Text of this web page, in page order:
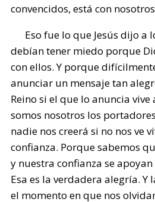
convencidos, está con
Eso fue lo que Jesús dijo a
debían tener miedo porque
con ellos. Y porque
anunciar un mensaje tan
Reino si el que lo anuncia
somos nosotros los
nadie nos creerá si no nos ve
confianza. Porque sabemos
y nuestra confianza se
Esa es la verdadera alegría. Y
el momento en que nos